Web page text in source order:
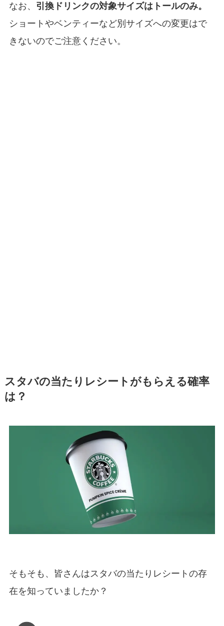
なお、 引換ドリンクの対象サイズはトールのみ。
ショートやベンティーなど別サイズへの変更はで
きないのでご注意ください。
スタバの当たりレシートがもらえる確率
は？
そもそも、皆さんはスタバの当たりレシートの存
在を知っていましたか？